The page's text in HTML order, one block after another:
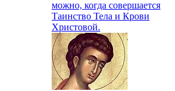
можно, когда совершается
Таинство Тела и Крови
Христовой.